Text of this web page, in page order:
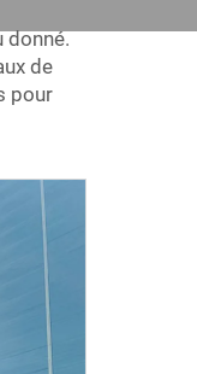
donné.
de
pour